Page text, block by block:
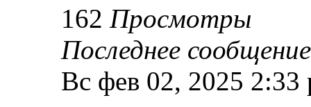
162 Просмотры
Последнее
Вс фев 02, 2025 2:33